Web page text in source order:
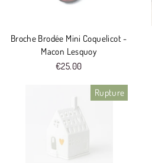
Broche Brodée Mini Coquelicot -
Macon Lesquoy
€25.00
Rupture